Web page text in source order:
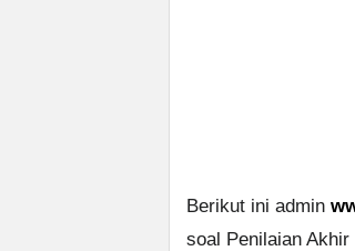
Berikut ini admin
soal Penilaian